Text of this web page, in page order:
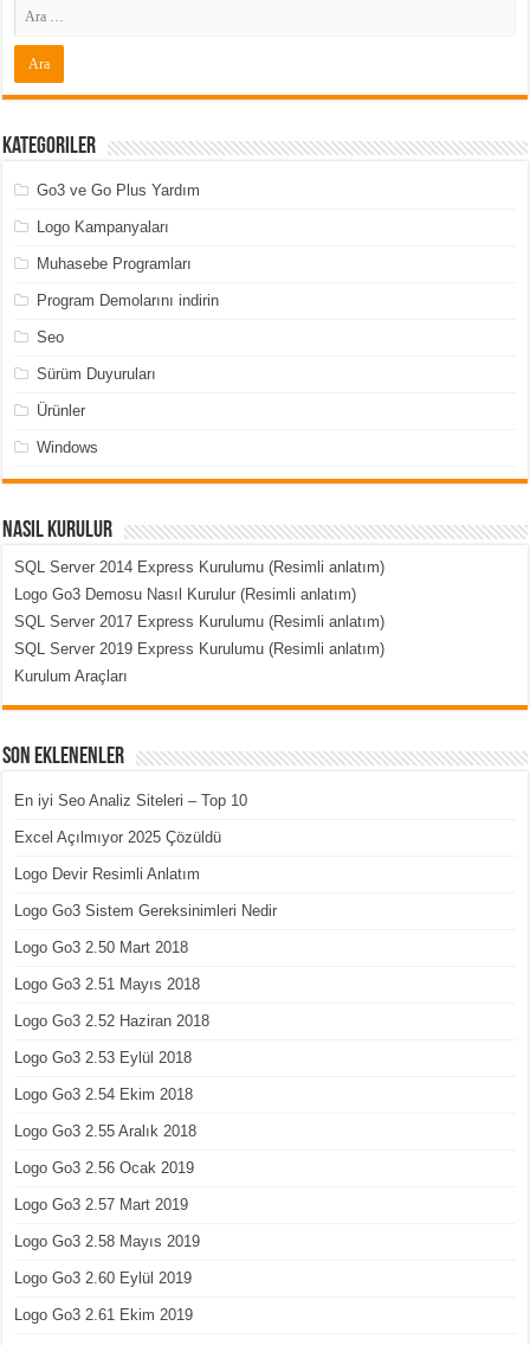
Kategoriler
Go3 ve Go Plus Yardım
Logo Kampanyaları
Muhasebe Programları
Program Demolarını indirin
Seo
Sürüm Duyuruları
Ürünler
Windows
Nasıl Kurulur
SQL Server 2014 Express Kurulumu (Resimli anlatım)
Logo Go3 Demosu Nasıl Kurulur (Resimli anlatım)
SQL Server 2017 Express Kurulumu (Resimli anlatım)
SQL Server 2019 Express Kurulumu (Resimli anlatım)
Kurulum Araçları
Son Eklenenler
En iyi Seo Analiz Siteleri – Top 10
Excel Açılmıyor 2025 Çözüldü
Logo Devir Resimli Anlatım
Logo Go3 Sistem Gereksinimleri Nedir
Logo Go3 2.50 Mart 2018
Logo Go3 2.51 Mayıs 2018
Logo Go3 2.52 Haziran 2018
Logo Go3 2.53 Eylül 2018
Logo Go3 2.54 Ekim 2018
Logo Go3 2.55 Aralık 2018
Logo Go3 2.56 Ocak 2019
Logo Go3 2.57 Mart 2019
Logo Go3 2.58 Mayıs 2019
Logo Go3 2.60 Eylül 2019
Logo Go3 2.61 Ekim 2019